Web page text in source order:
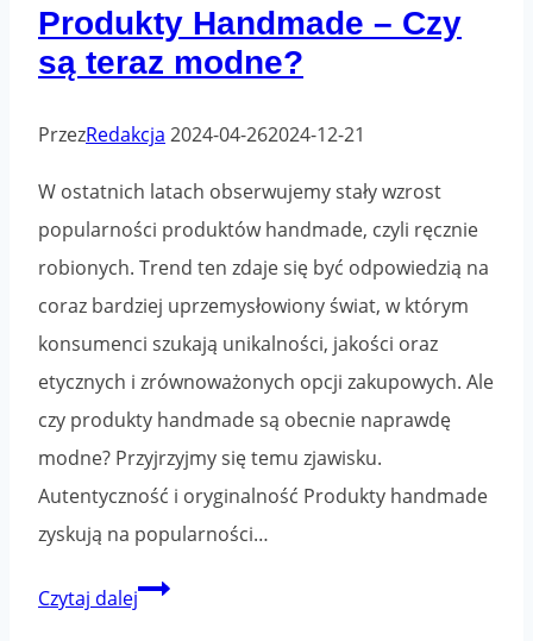
wybór
dostawcy
Produkty Handmade – Czy
są teraz modne?
PrzezRedakcja 2024-04-262024-12-21
W ostatnich latach obserwujemy stały wzrost
popularności produktów handmade, czyli ręcznie
robionych. Trend ten zdaje się być odpowiedzią na
coraz bardziej uprzemysłowiony świat, w którym
konsumenci szukają unikalności, jakości oraz
etycznych i zrównoważonych opcji zakupowych. Ale
czy produkty handmade są obecnie naprawdę
modne? Przyjrzyjmy się temu zjawisku.
Autentyczność i oryginalność Produkty handmade
zyskują na popularności…
Czytaj dalejProdukty